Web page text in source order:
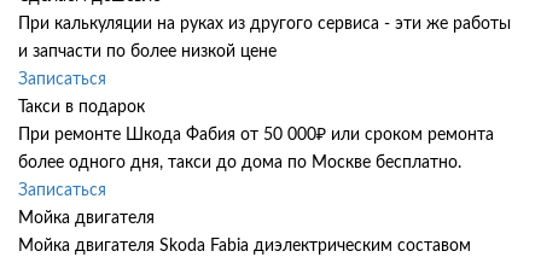
При калькуляции на руках из другого сервиса - эти же работы
и запчасти по более низкой цене
Записаться
Такси в подарок
При ремонте Шкода Фабия от 50 000₽ или сроком ремонта
более одного дня, такси до дома по Москве бесплатно.
Записаться
Мойка двигателя
Мойка двигателя Skoda Fabia диэлектрическим составом